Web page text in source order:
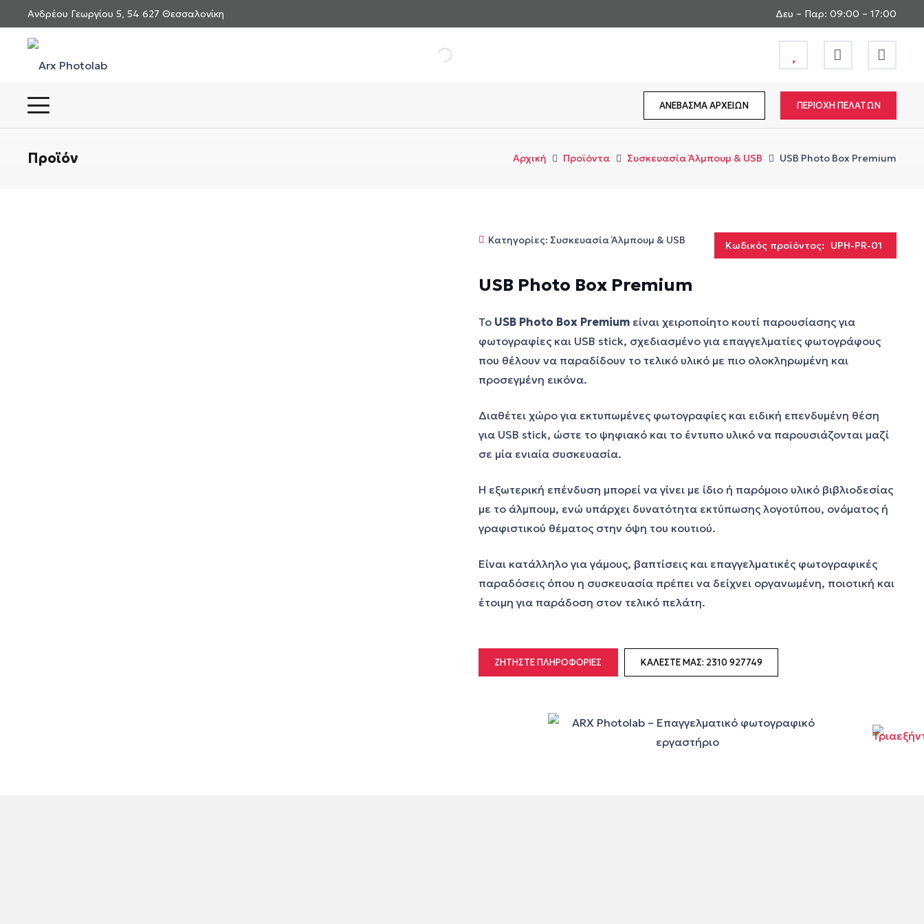
Ανδρέου Γεωργίου 5, 54 627 Θεσσαλονίκη Δευ – Παρ: 09:00 – 17:00
ΑΝΕΒΑΣΜΑ ΑΡΧΕΙΩΝ ΠΕΡΙΟΧΗ ΠΕΛΑΤΩΝ
Προϊόν Αρχική Προϊόντα Συσκευασία Άλμπουμ & USB USB Photo Box Premium
Κατηγορίες: Συσκευασία Άλμπουμ & USB Κωδικός προϊόντος: UPH-PR-01
USB Photo Box Premium
Το USB Photo Box Premium είναι χειροποίητο κουτί παρουσίασης για
φωτογραφίες και USB stick, σχεδιασμένο για επαγγελματίες φωτογράφους
που θέλουν να παραδίδουν το τελικό υλικό με πιο ολοκληρωμένη και
προσεγμένη εικόνα.
Διαθέτει χώρο για εκτυπωμένες φωτογραφίες και ειδική επενδυμένη θέση
για USB stick, ώστε το ψηφιακό και το έντυπο υλικό να παρουσιάζονται μαζί
σε μία ενιαία συσκευασία.
Η εξωτερική επένδυση μπορεί να γίνει με ίδιο ή παρόμοιο υλικό βιβλιοδεσίας
με το άλμπουμ, ενώ υπάρχει δυνατότητα εκτύπωσης λογοτύπου, ονόματος ή
γραφιστικού θέματος στην όψη του κουτιού.
Είναι κατάλληλο για γάμους, βαπτίσεις και επαγγελματικές φωτογραφικές
παραδόσεις όπου η συσκευασία πρέπει να δείχνει οργανωμένη, ποιοτική και
έτοιμη για παράδοση στον τελικό πελάτη.
ΖΗΤΉΣΤΕ ΠΛΗΡΟΦΟΡΊΕΣ ΚΑΛΈΣΤΕ ΜΑΣ: 2310 927749